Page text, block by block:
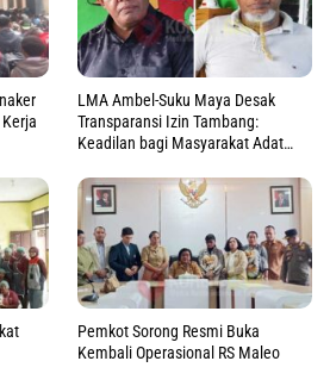
LMA Ambel-Suku Maya Desak
Transparansi Izin Tambang:
Keadilan bagi Masyarakat Adat
Pemkot Sorong Resmi Buka
Kembali Operasional RS Maleo